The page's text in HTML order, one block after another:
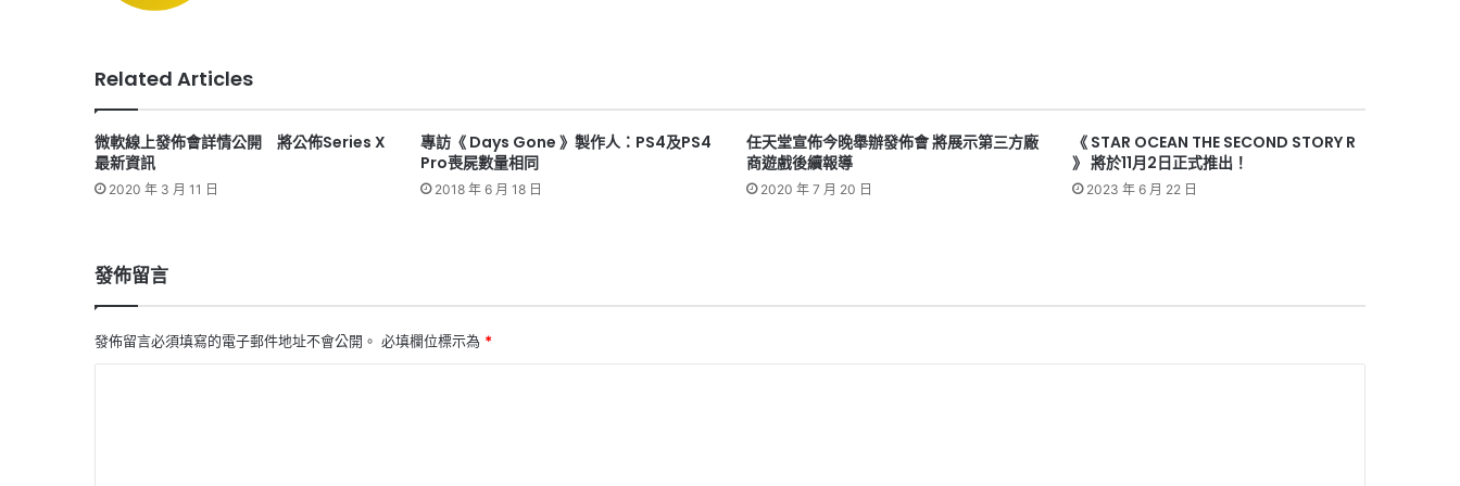
Related Articles
微軟線上發佈會詳情公開 將公佈Series X
最新資訊
2020 年 3 月 11 日
專訪《 Days Gone 》製作人：PS4及PS4
Pro喪屍數量相同
2018 年 6 月 18 日
任天堂宣佈今晚舉辦發佈會 將展示第三方廠
商遊戲後續報導
2020 年 7 月 20 日
《 STAR OCEAN THE SECOND STORY R
》 將於11月2日正式推出！
2023 年 6 月 22 日
發佈留言
發佈留言必須填寫的電子郵件地址不會公開。 必填欄位標示為 *